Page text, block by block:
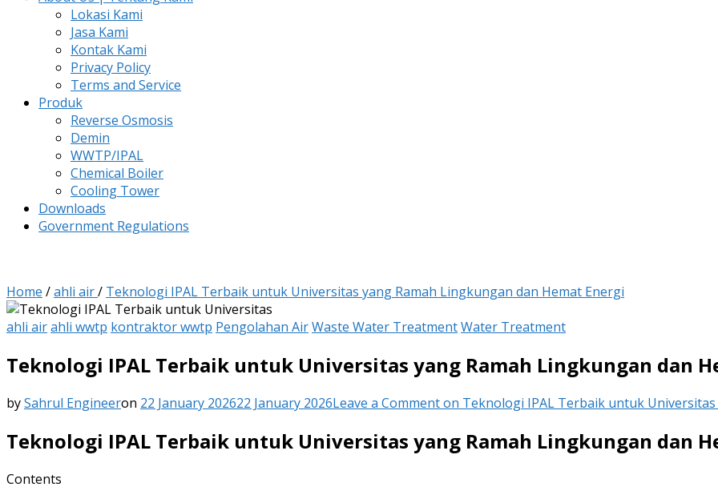
Lokasi Kami
Jasa Kami
Kontak Kami
Privacy Policy
Terms and Service
Produk
Reverse Osmosis
Demin
WWTP/IPAL
Chemical Boiler
Cooling Tower
Downloads
Government Regulations
Home /ahli air/ Teknologi IPAL Terbaik untuk Universitas yang Ramah Lingkungan dan Hemat Energi
ahli airahli wwtp kontraktor wwtp Pengolahan AirWaste Water TreatmentWater Treatment
Teknologi IPAL Terbaik untuk Universitas yang Ramah Lingkungan dan
bySahrul Engineeron 22 January 202622 January 2026Leave a Commenton Teknologi IPAL Terbaik untuk
Teknologi IPAL Terbaik untuk Universitas yang Ramah Lingkungan dan
Contents